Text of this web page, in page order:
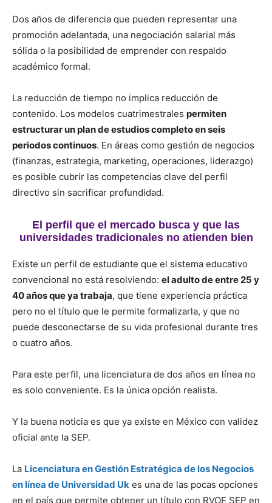
Dos años de diferencia que pueden representar una
promoción adelantada, una negociación salarial más
sólida o la posibilidad de emprender con respaldo
académico formal.
La reducción de tiempo no implica reducción de
contenido. Los modelos cuatrimestrales permiten
estructurar un plan de estudios completo en seis
periodos continuos. En áreas como gestión de negocios
(finanzas, estrategia, marketing, operaciones, liderazgo)
es posible cubrir las competencias clave del perfil
directivo sin sacrificar profundidad.
El perfil que el mercado busca y que las
universidades tradicionales no atienden bien
Existe un perfil de estudiante que el sistema educativo
convencional no está resolviendo: el adulto de entre 25 y
40 años que ya trabaja, que tiene experiencia práctica
pero no el título que le permite formalizarla, y que no
puede desconectarse de su vida profesional durante tres
o cuatro años.
Para este perfil, una licenciatura de dos años en línea no
es solo conveniente. Es la única opción realista.
Y la buena noticia es que ya existe en México con validez
oficial ante la SEP.
La Licenciatura en Gestión Estratégica de los Negocios
en línea de Universidad Uk es una de las pocas opciones
en el país que permite obtener un título con RVOE SEP en